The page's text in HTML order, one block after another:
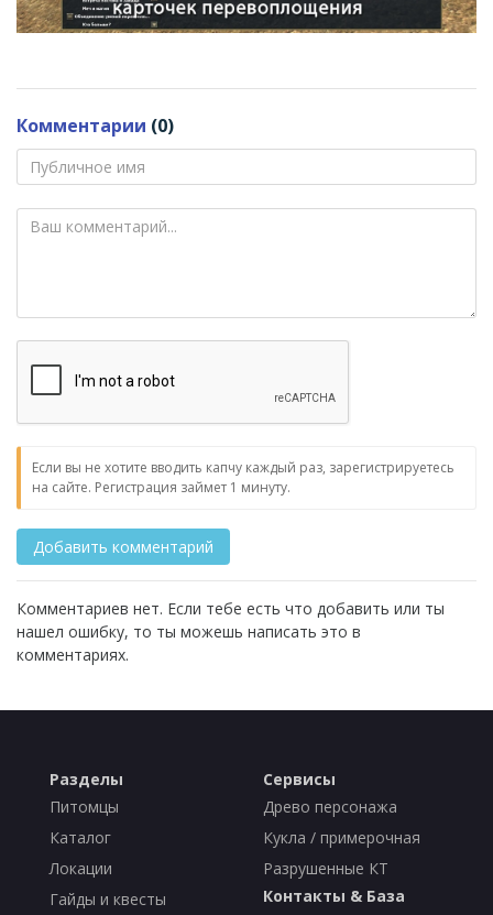
Комментарии (0)
Если вы не хотите вводить капчу каждый раз, зарегистрируетесь
на сайте. Регистрация займет 1 минуту.
Комментариев нет. Если тебе есть что добавить или ты
нашел ошибку, то ты можешь написать это в
комментариях.
Разделы
Питомцы
Каталог
Локации
Гайды и квесты
Сервисы
Древо персонажа
Кукла / примерочная
Разрушенные КТ
Контакты & База